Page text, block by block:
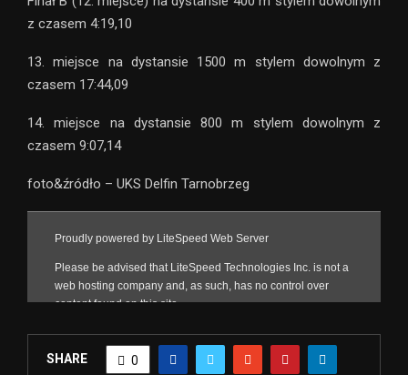
z czasem 4:19,10
13. miejsce na dystansie 1500 m stylem dowolnym z
czasem 17:44,09
14. miejsce na dystansie 800 m stylem dowolnym z
czasem 9:07,14
foto&źródło – UKS Delfin Tarnobrzeg
SHARE 0